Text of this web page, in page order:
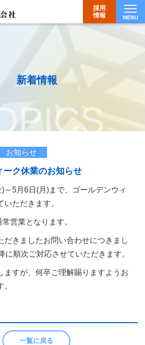
MENU
採用
情報
新着情報
お知らせ
ーク休業のお知らせ
～5月6日(月)まで、ゴールデンウィ
ただきます。
営業となります。
だきましたお問い合わせにつきまし
に順次ご対応させていただきます。
ますが、何卒ご理解賜りますようお
一覧に戻る